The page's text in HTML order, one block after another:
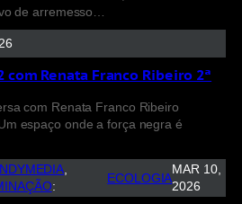
de arremesso…
com Renata Franco Ribeiro 2ª
com Renata Franco Ribeiro
espaço onde a força negra é
INDYMEDIA
:
ECOLOGIA
MAR 10,
2026